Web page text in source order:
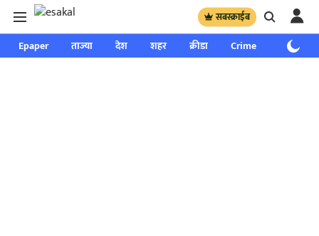
सबस्क्राईब
Epaper ताज्या देश शहर क्रीडा Crime साप्ताहिक